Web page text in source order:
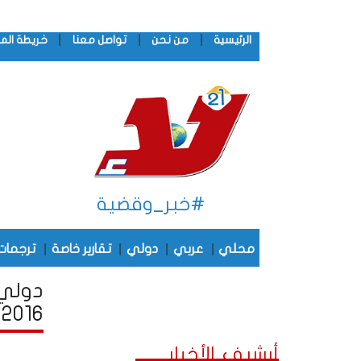
الرئيسية من نحن تواصل معنا خريطة
#خبر_وقضية
محلي عربي دولي تقارير خاصة
2016
أرشيف الأخبار